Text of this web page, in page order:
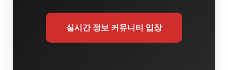
실시간 정보 커뮤니티 입장